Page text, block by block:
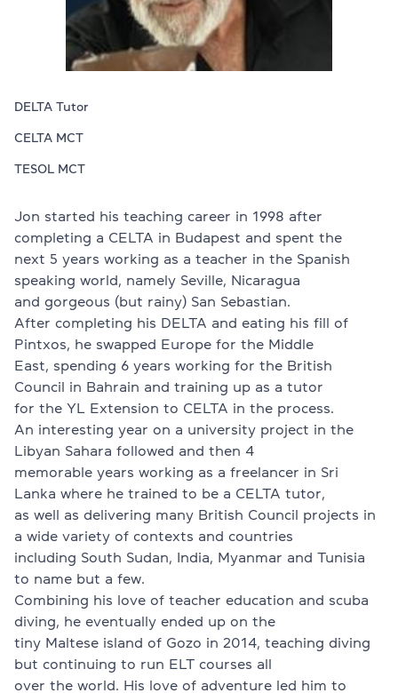
Проверить свой уровень
Оставить заявку
Язык сайта
(050) 580 11 00
(063) 580 11 00
(098) 580 11 00
г. Киев, метро Золотые Ворота, ул. Ярославов Вал, 13/2-б,
Посмотреть на Google Maps
DELTA Tutor
CELTA MCT
TESOL MCT
Jon started his teaching career in 1998 after
completing a CELTA in Budapest and spent the
next 5 years working as a teacher in the Spanish
speaking world, namely Seville, Nicaragua
and gorgeous (but rainy) San Sebastian.
After completing his DELTA and eating his fill of
Pintxos, he swapped Europe for the Middle
East, spending 6 years working for the British
Council in Bahrain and training up as a tutor
for the YL Extension to CELTA in the process.
An interesting year on a university project in the
Libyan Sahara followed and then 4
memorable years working as a freelancer in Sri
Lanka where he trained to be a CELTA tutor,
as well as delivering many British Council projects in
a wide variety of contexts and countries
including South Sudan, India, Myanmar and Tunisia
to name but a few.
Combining his love of teacher education and scuba
diving, he eventually ended up on the
tiny Maltese island of Gozo in 2014, teaching diving
but continuing to run ELT courses all
over the world. His love of adventure led him to